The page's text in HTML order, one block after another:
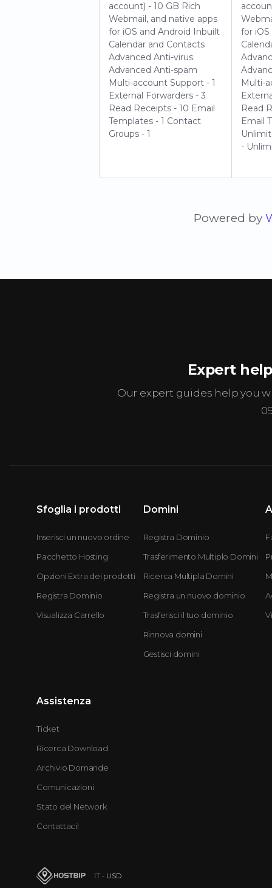
account) - 10 GB Rich
Webmail, and native apps
for iOS and Android Inbuilt
Calendar and Contacts
Advanced Anti-virus
Advanced Anti-spam
Multi-account Support - 1
External Forwarders - 3
Read Receipts - 10 Email
Templates - 1 Contact
Groups - 1
for
Multi-
Read
Email
-
Powered by
Expert
Our expert guides help you
Sfoglia i prodotti
Inserisci un nuovo ordine
Pacchetto Hosting
Opzioni Extra dei prodotti
Registra Dominio
Visualizza Carrello
Domini
Registra Dominio
Trasferimento Multiplo Domini
Ricerca Multipla Domini
Registra un nuovo dominio
Trasferisci il tuo dominio
Rinnova domini
Gestisci domini
Assistenza
Ticket
Ricerca Download
Archivio Domande
Comunicazioni
Stato del Network
Contattaci!
IT- USD